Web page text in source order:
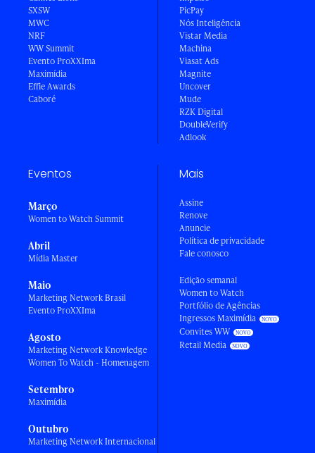
SXSW
MWC
NRF
WW Summit
Evento ProXXIma
Maximídia
Effie Awards
Caboré
PicPay
Nós Inteligência
Vistar Media
Machina
Viasat Ads
Magnite
Uncover
Mude
RZK Digital
DoubleVerify
Adlook
Eventos
Março
Women to Watch Summit
Abril
Mídia Master
Maio
Marketing Network Brasil
Evento ProXXIma
Agosto
Marketing Network Knowledge
Women To Watch - Homenagem
Setembro
Maximídia
Outubro
Marketing Network Internacional
Mais
Assine
Renove
Anuncie
Política de privacidade
Fale conosco
Edição semanal
Women to Watch
Portfólio de Agências
Ingressos Maximídia
Convites WW
Retail Media